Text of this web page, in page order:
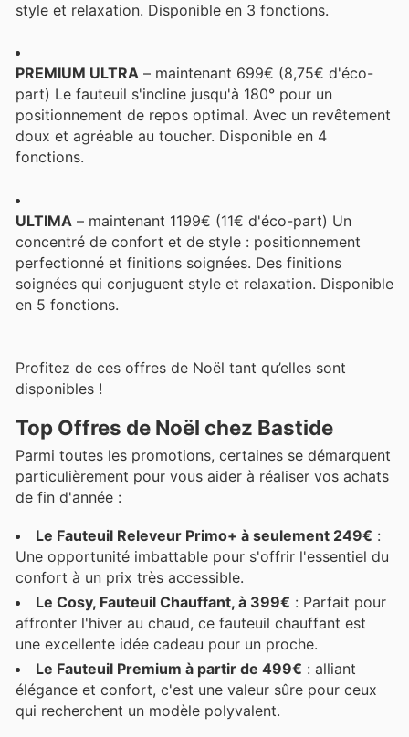
style et relaxation. Disponible en 3 fonctions.
PREMIUM ULTRA – maintenant 699€ (8,75€ d'éco-
part) Le fauteuil s'incline jusqu'à 180° pour un
positionnement de repos optimal. Avec un revêtement
doux et agréable au toucher. Disponible en 4
fonctions.
ULTIMA – maintenant 1199€ (11€ d'éco-part) Un
concentré de confort et de style : positionnement
perfectionné et finitions soignées. Des finitions
soignées qui conjuguent style et relaxation. Disponible
en 5 fonctions.
Profitez de ces offres de Noël tant qu’elles sont
disponibles !
Top Offres de Noël chez Bastide
Parmi toutes les promotions, certaines se démarquent
particulièrement pour vous aider à réaliser vos achats
de fin d'année :
Le Fauteuil Releveur Primo+ à seulement 249€ :
Une opportunité imbattable pour s'offrir l'essentiel du
confort à un prix très accessible.
Le Cosy, Fauteuil Chauffant, à 399€ : Parfait pour
affronter l'hiver au chaud, ce fauteuil chauffant est
une excellente idée cadeau pour un proche.
Le Fauteuil Premium à partir de 499€ : alliant
élégance et confort, c'est une valeur sûre pour ceux
qui recherchent un modèle polyvalent.